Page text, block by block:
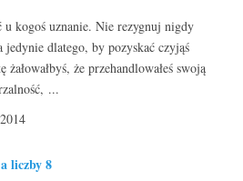
u kogoś uznanie. Nie rezygnuj nigdy
jedynie dlatego, by pozyskać czyjąś
żałowałbyś, że przehandlowałeś swoją
...
liczby 8